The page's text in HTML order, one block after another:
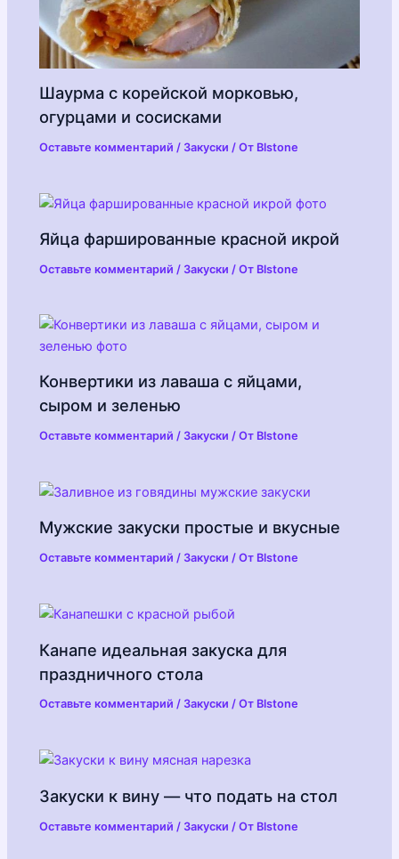
Шаурма с корейской морковью,
огурцами и сосисками
Оставьте комментарий / Закуски / От Blstone
Яйца фаршированные красной икрой
Оставьте комментарий / Закуски / От Blstone
Конвертики из лаваша с яйцами,
сыром и зеленью
Оставьте комментарий / Закуски / От Blstone
Мужские закуски простые и вкусные
Оставьте комментарий / Закуски / От Blstone
Канапе идеальная закуска для
праздничного стола
Оставьте комментарий / Закуски / От Blstone
Закуски к вину — что подать на стол
Оставьте комментарий / Закуски / От Blstone